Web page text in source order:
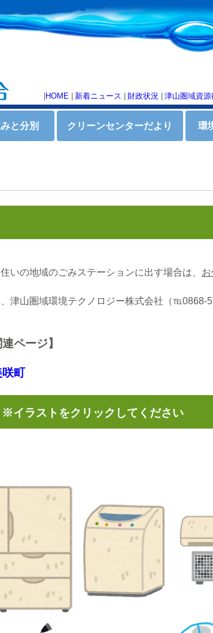
HOME 新着ニュース 財政状況 津山圏域資
と分別 クリーンセンターだより 環
いの地域のごみステーションに出す場合は、
津山圏域環境テクノロジー株式会社（℡0868-
ページ】
咲町
※イラストをクリックしてください